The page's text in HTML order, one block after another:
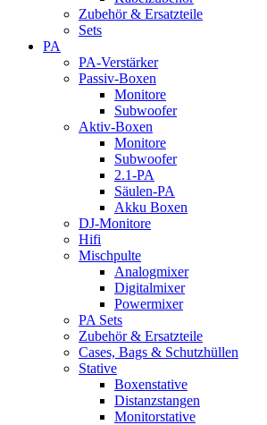
Zubehör & Ersatzteile
Sets
PA
PA-Verstärker
Passiv-Boxen
Monitore
Subwoofer
Aktiv-Boxen
Monitore
Subwoofer
2.1-PA
Säulen-PA
Akku Boxen
DJ-Monitore
Hifi
Mischpulte
Analogmixer
Digitalmixer
Powermixer
PA Sets
Zubehör & Ersatzteile
Cases, Bags & Schutzhüllen
Stative
Boxenstative
Distanzstangen
Monitorstative